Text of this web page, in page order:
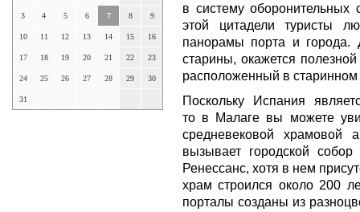
3 4 5 6 7 8 9
10 11 12 13 14 15 16
17 18 19 20 21 22 23
24 25 26 27 28 29 30
31
в систему
этой цитадели туристы
панорамы порта и города.
старины, окажется
расположенный в
Поскольку Испания
то в Малаге вы можете
средневековой храмовой
вызывает городской
Ренессанс, хотя в нем
храм строился около 200
порталы созданы из